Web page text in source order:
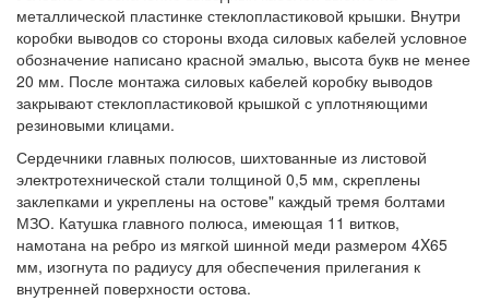
металлической пластинке стеклопластиковой крышки. Внутри
коробки выводов со стороны входа силовых кабелей условное
обозначение написано красной эмалью, высота букв не менее
20 мм. После монтажа силовых кабелей коробку выводов
закрывают стеклопластиковой крышкой с уплотняющими
резиновыми клицами.
Сердечники главных полюсов, шихтованные из листовой
электротехнической стали толщиной 0,5 мм, скреплены
заклепками и укреплены на остове" каждый тремя болтами
МЗО. Катушка главного полюса, имеющая 11 витков,
намотана на ребро из мягкой шинной меди размером 4X65
мм, изогнута по радиусу для обеспечения прилегания к
внутренней поверхности остова.